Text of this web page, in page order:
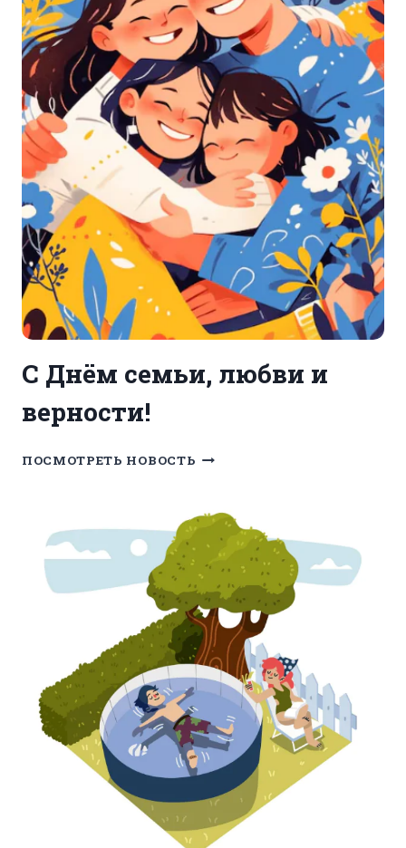
С Днём семьи, любви и
верности!
ПОСМОТРЕТЬ НОВОСТЬ
ЛЮБВИ
И
ВЕРНОСТИ!